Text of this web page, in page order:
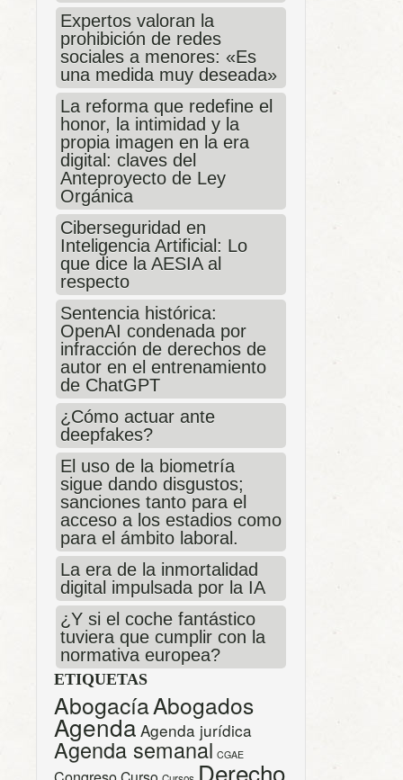
Expertos valoran la
prohibición de redes
sociales a menores: «Es
una medida muy deseada»
La reforma que redefine el
honor, la intimidad y la
propia imagen en la era
digital: claves del
Anteproyecto de Ley
Orgánica
Ciberseguridad en
Inteligencia Artificial: Lo
que dice la AESIA al
respecto
Sentencia histórica:
OpenAI condenada por
infracción de derechos de
autor en el entrenamiento
de ChatGPT
¿Cómo actuar ante
deepfakes?
El uso de la biometría
sigue dando disgustos;
sanciones tanto para el
acceso a los estadios como
para el ámbito laboral.
La era de la inmortalidad
digital impulsada por la IA
¿Y si el coche fantástico
tuviera que cumplir con la
normativa europea?
ETIQUETAS
AbogacíaAbogados
Agenda Agenda jurídica
Agenda semanal CGAE
Derecho